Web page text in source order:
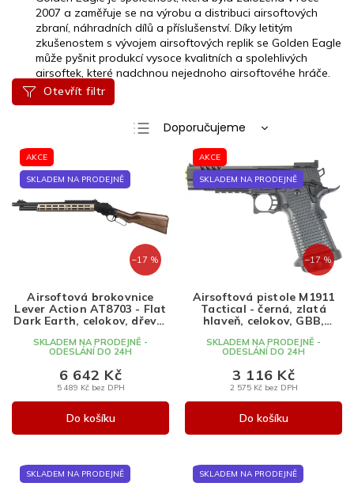
2007 a zaměřuje se na výrobu a distribuci airsoftových
zbraní, náhradních dílů a příslušenství. Díky letitým
zkušenostem s vývojem airsoftových replik se Golden Eagle
může pyšnit produkcí vysoce kvalitních a spolehlivých
airsoftek, které nadchnou nejednoho airsoftovéhe hráče.
Otevřít filtr
Ř
a
e
n
í
p
o
d
u
k
t
ů
Doporučujeme
Nejlevnější
Nejdražší
Abecedně
V
p
i
u
k
AKCE
SKLADEM NA PRODEJNĚ
–17 %
Airsoftová brokovnice
Lever Action AT8703 - Flat
Dark Earth, celokov, dřevo,
SKLADEM NA PRODEJNĚ -
ODESLÁNÍ DO 24H
5 489 Kč bez DPH
6 642 Kč
Do košíku
AKCE
SKLADEM NA PRODEJNĚ
–17 %
Airsoftová pistole M1911
Tactical - černá, zlatá
hlaveň, celokov, GBB,
SKLADEM NA PRODEJNĚ -
ODESLÁNÍ DO 24H
2 575 Kč bez DPH
3 116 Kč
Do košíku
SKLADEM NA PRODEJNĚ SKLADEM NA PRODEJNĚ